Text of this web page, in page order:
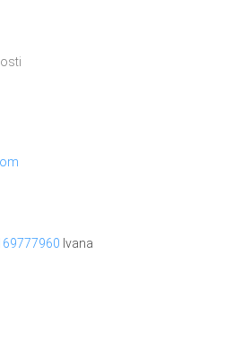
Ivana